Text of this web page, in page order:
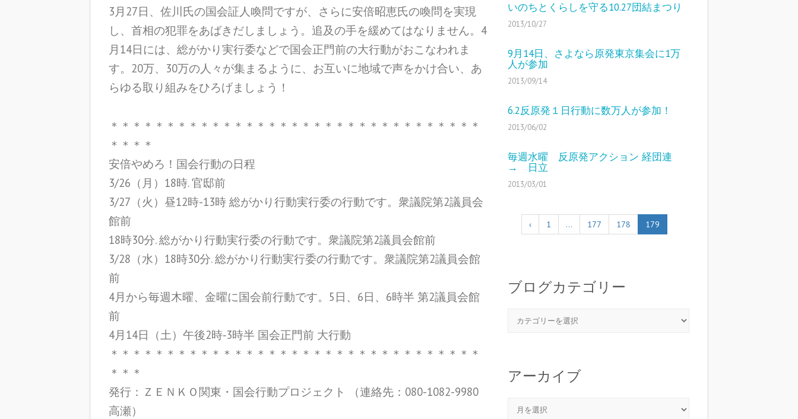
3月27日、佐川氏の国会証人喚問ですが、さらに安倍昭恵氏の喚問を実現
し、首相の犯罪をあばきだしましょう。追及の手を緩めてはなりません。4
月14日には、総がかり実行委などで国会正門前の大行動がおこなわれま
す。20万、30万の人々が集まるように、お互いに地域で声をかけ合い、あ
らゆる取り組みをひろげましょう！
＊＊＊＊＊＊＊＊＊＊＊＊＊＊＊＊＊＊＊＊＊＊＊＊＊＊＊＊＊＊＊＊＊
＊＊＊＊
安倍やめろ！国会行動の日程
3/26（月）18時. 官邸前
3/27（火）昼12時-13時 総がかり行動実行委の行動です。衆議院第2議員会
館前
18時30分. 総がかり行動実行委の行動です。衆議院第2議員会館前
3/28（水）18時30分. 総がかり行動実行委の行動です。衆議院第2議員会館
前
4月から毎週木曜、金曜に国会前行動です。5日、6日、6時半 第2議員会館
前
4月14日（土）午後2時‐3時半 国会正門前 大行動
＊＊＊＊＊＊＊＊＊＊＊＊＊＊＊＊＊＊＊＊＊＊＊＊＊＊＊＊＊＊＊＊＊
＊＊＊
発行：ＺＥＮＫＯ関東・国会行動プロジェクト （連絡先：080-1082-9980
高瀬）
いのちとくらしを守る10.27団結まつり
2013/10/27
9月14日、さよなら原発東京集会に1万
人が参加
2013/09/14
6.2反原発１日行動に数万人が参加！
2013/06/02
毎週水曜 反原発アクション 経団連
→ 日立
2013/03/01
‹ 1 … 177 178 179
ブログカテゴリー
アーカイブ